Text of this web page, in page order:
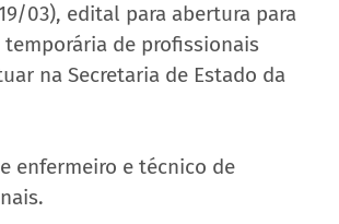
03), edital para abertura para
de profissionais
na Secretaria de Estado da
enfermeiro e técnico de